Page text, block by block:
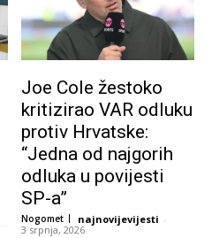
Joe Cole žestoko
kritizirao VAR odluku
protiv Hrvatske:
“Jedna od najgorih
odluka u povijesti
SP-a”
Nogomet najnovijevijesti -
3 srpnja, 2026